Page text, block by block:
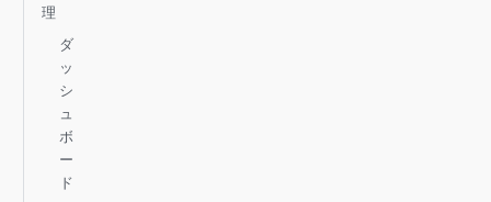
理
ダ
ッ
シ
ュ
ボ
ー
ド